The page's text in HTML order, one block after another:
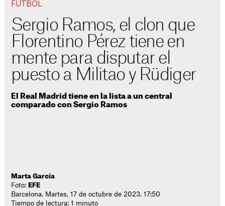
FÚTBOL
Sergio Ramos, el clon que
Florentino Pérez tiene en
mente para disputar el
puesto a Militao y Rüdiger
El Real Madrid tiene en la lista a un central
comparado con Sergio Ramos
Marta García
Foto: EFE
Barcelona. Martes, 17 de octubre de 2023. 17:50
Tiempo de lectura: 1 minuto